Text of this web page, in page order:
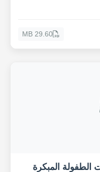
29.60 MB
الطفولة المبكرة